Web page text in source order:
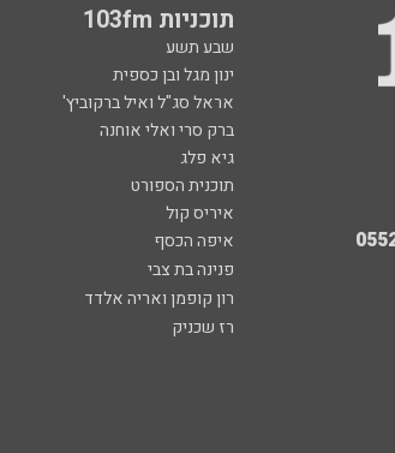
תוכניות 103fm
שבע תשע
ינון מגל ובן כספית
אראל סג"ל ואיל ברקוביץ'
ברק סרי ואלי אוחנה
גיא פלג
תוכנית הספורט
איריס קול
איפה הכסף
פנינה בת צבי
רון קופמן ואריה אלדד
רז שכניק